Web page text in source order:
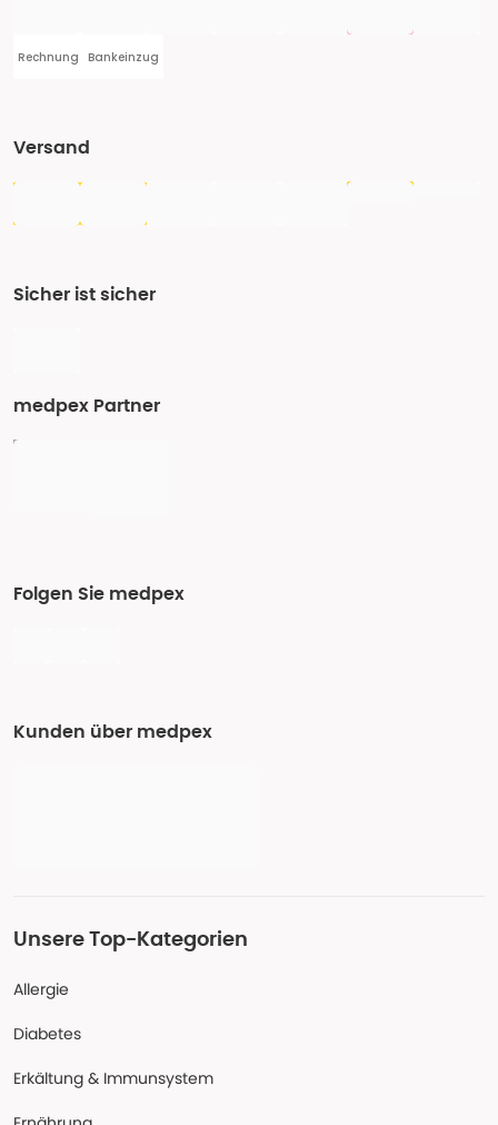
Rechnung Bankeinzug
Versand
Sicher ist sicher
medpex Partner
Folgen Sie medpex
Kunden über medpex
Unsere Top-Kategorien
Allergie
Diabetes
Erkältung & Immunsystem